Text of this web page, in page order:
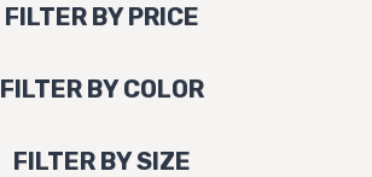
FILTER BY PRICE
FILTER BY COLOR
FILTER BY SIZE